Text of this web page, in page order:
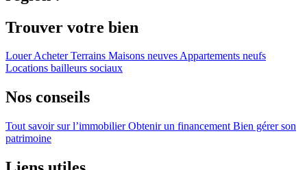
Trouver votre bien
LouerAcheterTerrains Maisons neuvesAppartements neufs
Locations bailleurs sociaux
Nos conseils
Tout savoir sur l’immobilierObtenir un financement Bien gérer son
patrimoine